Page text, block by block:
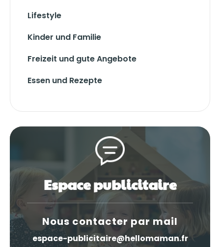
Lifestyle
Kinder und Familie
Freizeit und gute Angebote
Essen und Rezepte
Espace publicitaire
Nous contacter par mail
espace-publicitaire@hellomaman.fr